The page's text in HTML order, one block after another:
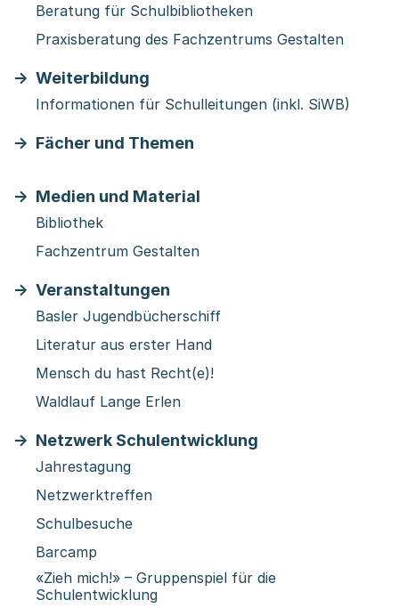
Beratung für Schulbibliotheken
Praxisberatung des Fachzentrums Gestalten
Weiterbildung
Informationen für Schulleitungen (inkl. SiWB)
Fächer und Themen
Medien und Material
Bibliothek
Fachzentrum Gestalten
Veranstaltungen
Basler Jugendbücherschiff
Literatur aus erster Hand
Mensch du hast Recht(e)!
Waldlauf Lange Erlen
Netzwerk Schulentwicklung
Jahrestagung
Netzwerktreffen
Schulbesuche
Barcamp
«Zieh mich!» – Gruppenspiel für die
Schulentwicklung